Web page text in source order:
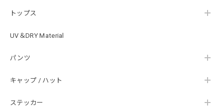
トップス
UV＆DRY Material
パンツ
キャップ / ハット
ステッカー 【DeepRangebybassmania】Active Summer Cargo Pants［BLACK］